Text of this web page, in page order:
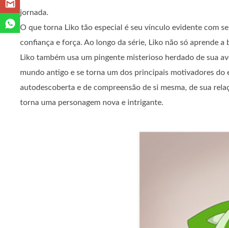
jornada.
O que torna Liko tão especial é seu vínculo evidente com
confiança e força. Ao longo da série, Liko não só aprende
Liko também usa um pingente misterioso herdado de sua
mundo antigo e se torna um dos principais motivadores do
autodescoberta e de compreensão de si mesma, de sua
torna uma personagem nova e intrigante.